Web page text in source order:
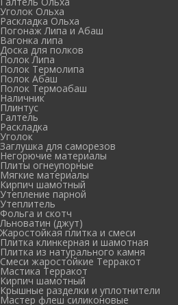
Уголок Ольха
Раскладка Ольха
Погонаж Липа и Абаш
Вагонка липа
Доска для полков
Полок Липа
Полок Термолипа
Полок Абаш
Полок Термоабаш
Наличник
Плинтус
Галтель
Раскладка
Уголок
Заглушка для саморезов
Негорючие материалы
Плиты огнеупорные
Мягкие материалы
Кирпич шамотный
Утепление парной
Утеплитель
Фольга и скотч
Льноватин (джут)
Жаростойкая плитка и смеси
Плитка клинкерная и шамотная
Плитка из натурального камня
Смеси жаростойкие Терракот
Мастика Терракот
Кирпич шамотный
Крышные разделки и уплотнители
Мастер флеш силиконовые